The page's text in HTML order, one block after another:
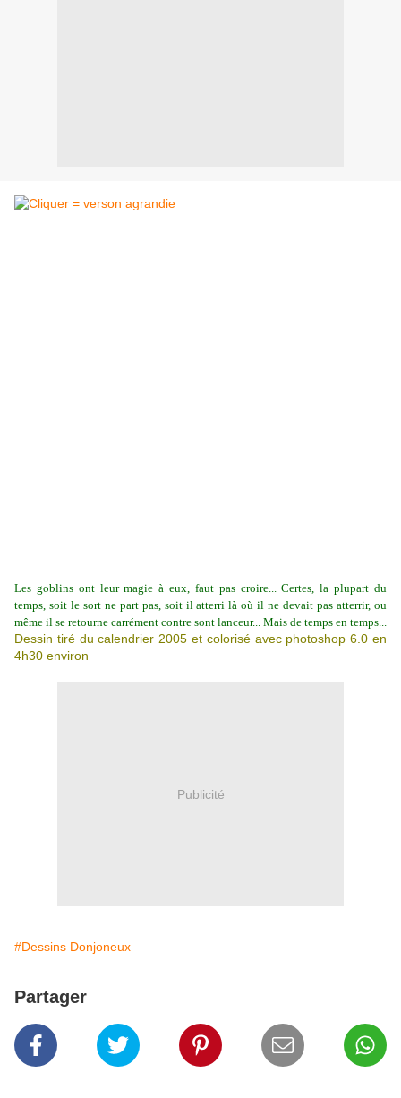
Les goblins ont leur magie à eux, faut pas croire... Certes, la plupart du
temps, soit le sort ne part pas, soit il atterri là où il ne devait pas atterrir, ou
même il se retourne carrément contre sont lanceur... Mais de temps en temps...
Dessin tiré du calendrier 2005 et colorisé avec photoshop 6.0 en
4h30 environ
Publicité
#Dessins Donjoneux
Partager